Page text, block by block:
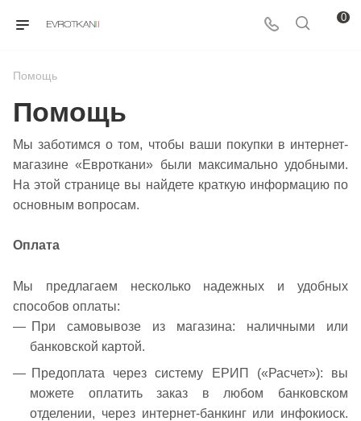
0
Помощь
Помощь
Мы заботимся о том, чтобы ваши покупки в интернет-
магазине «Евроткани» были максимально удобными.
На этой странице вы найдете краткую информацию по
основным вопросам.
Оплата
Мы предлагаем несколько надежных и удобных
способов оплаты:
При самовывозе из магазина: наличными или
банковской картой.
Предоплата через систему ЕРИП («Расчет»): вы
можете оплатить заказ в любом банковском
отделении, через интернет-банкинг или инфокиоск.